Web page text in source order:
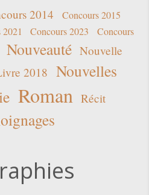
2014
Concours 2015
Concours 2023
Concours
Nouveauté Nouvelle
2018 Nouvelles
Roman Récit